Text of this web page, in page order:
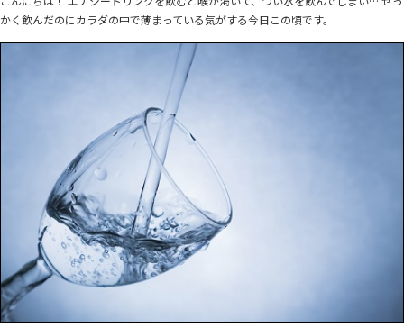
かく飲んだのにカラダの中で薄まっている気がする今日この頃です。